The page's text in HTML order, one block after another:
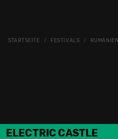
STARTSEITE FESTIVALS RUMÄNIEN
ELECTRIC CASTLE